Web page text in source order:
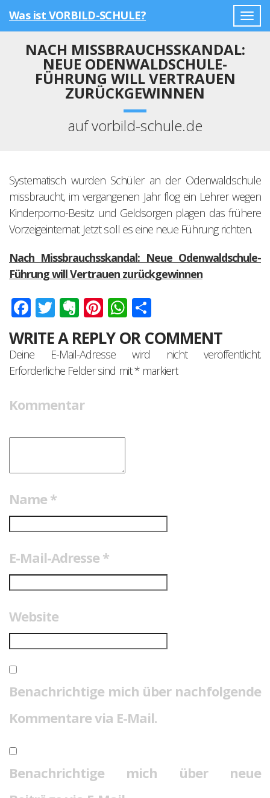
Was ist VORBILD-SCHULE?
NACH MISSBRAUCHSSKANDAL:
NEUE ODENWALDSCHULE-
FÜHRUNG WILL VERTRAUEN
ZURÜCKGEWINNEN
auf vorbild-schule.de
Systematisch wurden Schüler an der Odenwaldschule
missbraucht, im vergangenen Jahr flog ein Lehrer wegen
Kinderporno-Besitz und Geldsorgen plagen das frühere
Vorzeigeinternat. Jetzt soll es eine neue Führung richten.
Nach Missbrauchsskandal: Neue Odenwaldschule-
Führung will Vertrauen zurückgewinnen
Facebook
Twitter
Evernote
Pinterest
WhatsApp
WRITE A REPLY OR COMMENT
Deine E-Mail-Adresse wird nicht veröffentlicht.
Erforderliche Felder sind mit*markiert
Kommentar
Name *
E-Mail-Adresse *
Website
Benachrichtige mich über nachfolgende
Kommentare via E-Mail.
Benachrichtige mich über neue